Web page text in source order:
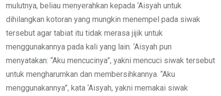
mulutnya, beliau menyerahkan kepada ‘Aisyah untuk
dihilangkan kotoran yang mungkin menempel pada siwak
tersebut agar tabiat itu tidak merasa jijik untuk
menggunakannya pada kali yang lain. ‘Aisyah pun
menyatakan: “Aku mencucinya”, yakni mencuci siwak tersebut
untuk mengharumkan dan membersihkannya. “Aku
menggunakannya”, kata ‘Aisyah, yakni memakai siwak